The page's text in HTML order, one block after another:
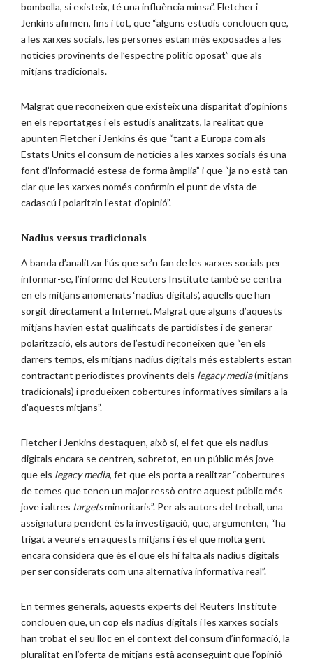
bombolla, si existeix, té una influència minsa”. Fletcher i
Jenkins afirmen, fins i tot, que “alguns estudis conclouen que,
a les xarxes socials, les persones estan més exposades a les
notícies provinents de l’espectre polític oposat” que als
mitjans tradicionals.
Malgrat que reconeixen que existeix una disparitat d’opinions
en els reportatges i els estudis analitzats, la realitat que
apunten Fletcher i Jenkins és que “tant a Europa com als
Estats Units el consum de notícies a les xarxes socials és una
font d’informació estesa de forma àmplia” i que “ja no està tan
clar que les xarxes només confirmin el punt de vista de
cadascú i polaritzin l’estat d’opinió”.
Nadius versus tradicionals
A banda d’analitzar l’ús que se’n fan de les xarxes socials per
informar-se, l’informe del Reuters Institute també se centra
en els mitjans anomenats ‘nadius digitals’, aquells que han
sorgit directament a Internet. Malgrat que alguns d’aquests
mitjans havien estat qualificats de partidistes i de generar
polarització, els autors de l’estudi reconeixen que “en els
darrers temps, els mitjans nadius digitals més establerts estan
contractant periodistes provinents dels legacy media(mitjans
tradicionals) i produeixen cobertures informatives similars a la
d’aquests mitjans”.
Fletcher i Jenkins destaquen, això sí, el fet que els nadius
digitals encara se centren, sobretot, en un públic més jove
que els legacy media, fet que els porta a realitzar “cobertures
de temes que tenen un major ressò entre aquest públic més
jove i altres targetsminoritaris”. Per als autors del treball, una
assignatura pendent és la investigació, que, argumenten, “ha
trigat a veure’s en aquests mitjans i és el que molta gent
encara considera que és el que els hi falta als nadius digitals
per ser considerats com una alternativa informativa real”.
En termes generals, aquests experts del Reuters Institute
conclouen que, un cop els nadius digitals i les xarxes socials
han trobat el seu lloc en el context del consum d’informació, la
pluralitat en l’oferta de mitjans està aconseguint que l’opinió